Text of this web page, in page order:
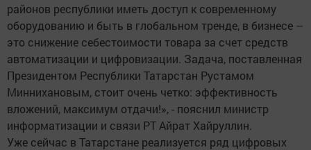
районов республики иметь доступ к современному
оборудованию и быть в глобальном тренде, в бизнесе –
это снижение себестоимости товара за счет средств
автоматизации и цифровизации. Задача, поставленная
Президентом Республики Татарстан Рустамом
Миннихановым, стоит очень четко: эффективность
вложений, максимум отдачи!», - пояснил министр
информатизации и связи РТ Айрат Хайруллин.
Уже сейчас в Татарстане реализуется ряд цифровых